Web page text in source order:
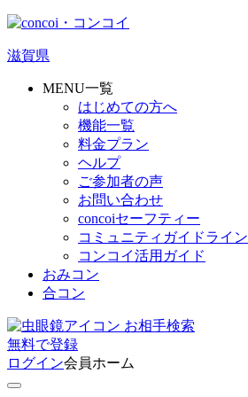
滋賀県
MENU一覧
はじめての方へ
機能一覧
料金プラン
ヘルプ
ご参加者の声
お問い合わせ
concoiセーフティー
コミュニティガイドライン
コンコイ活用ガイド
おみコン
合コン
お相手検索
無料で登録
ログイン会員ホーム